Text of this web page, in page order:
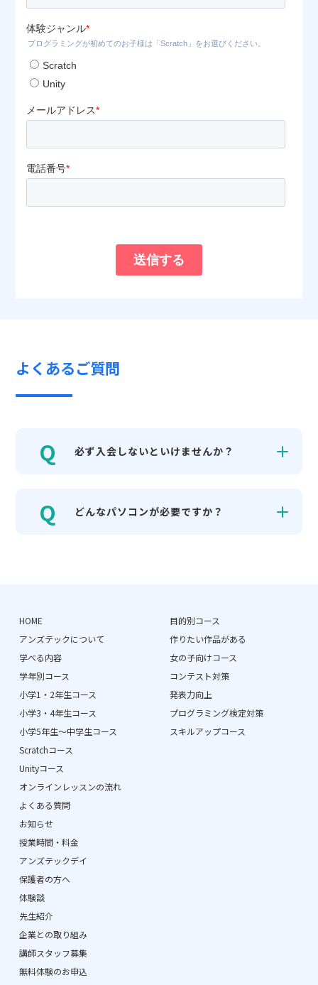
よくあるご質問
必ず入会しないといけませんか？
どんなパソコンが必要ですか？
HOME
アンズテックについて
学べる内容
学年別コース
小学1・2年生コース
小学3・4年生コース
小学5年生〜中学生コース
Scratchコース
Unityコース
オンラインレッスンの流れ
よくある質問
お知らせ
授業時間・料金
アンズテックデイ
目的別コース
作りたい作品がある
女の子向けコース
コンテスト対策
発表力向上
プログラミング検定対策
スキルアップコース
保護者の方へ
体験談
先生紹介
企業との取り組み
講師スタッフ募集
無料体験のお申込